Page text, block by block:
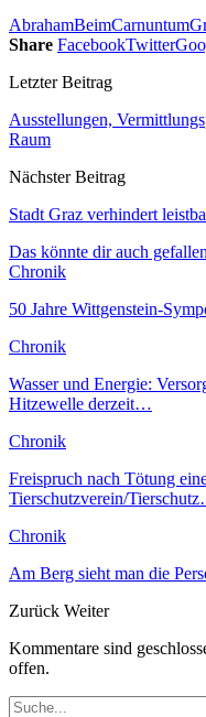
AbrahamBeimCarnuntum
Share FacebookTwitter
Letzter Beitrag
Ausstellungen,
Raum
Nächster Beitrag
Stadt Graz verhindert
Das könnte dir auch gefallen
Chronik
50 Jahre Wittgenstein-
Chronik
Wasser und Energie:
Hitzewelle derzeit…
Chronik
Freispruch nach Tötung
Tierschutzverein/
Chronik
Am Berg sieht man die
Zurück Weiter
Kommentare sind
offen.